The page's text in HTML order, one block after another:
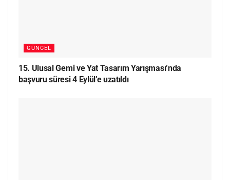
GÜNCEL
15. Ulusal Gemi ve Yat Tasarım Yarışması’nda
başvuru süresi 4 Eylül’e uzatıldı